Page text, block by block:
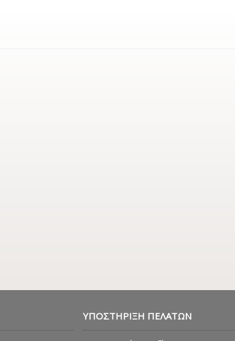
ΥΠΟΣΤΉΡΙΞΗ ΠΕΛΑΤΏΝ